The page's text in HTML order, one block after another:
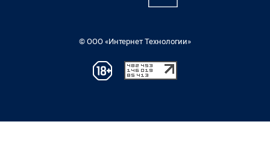
© ООО «Интернет Технологии»